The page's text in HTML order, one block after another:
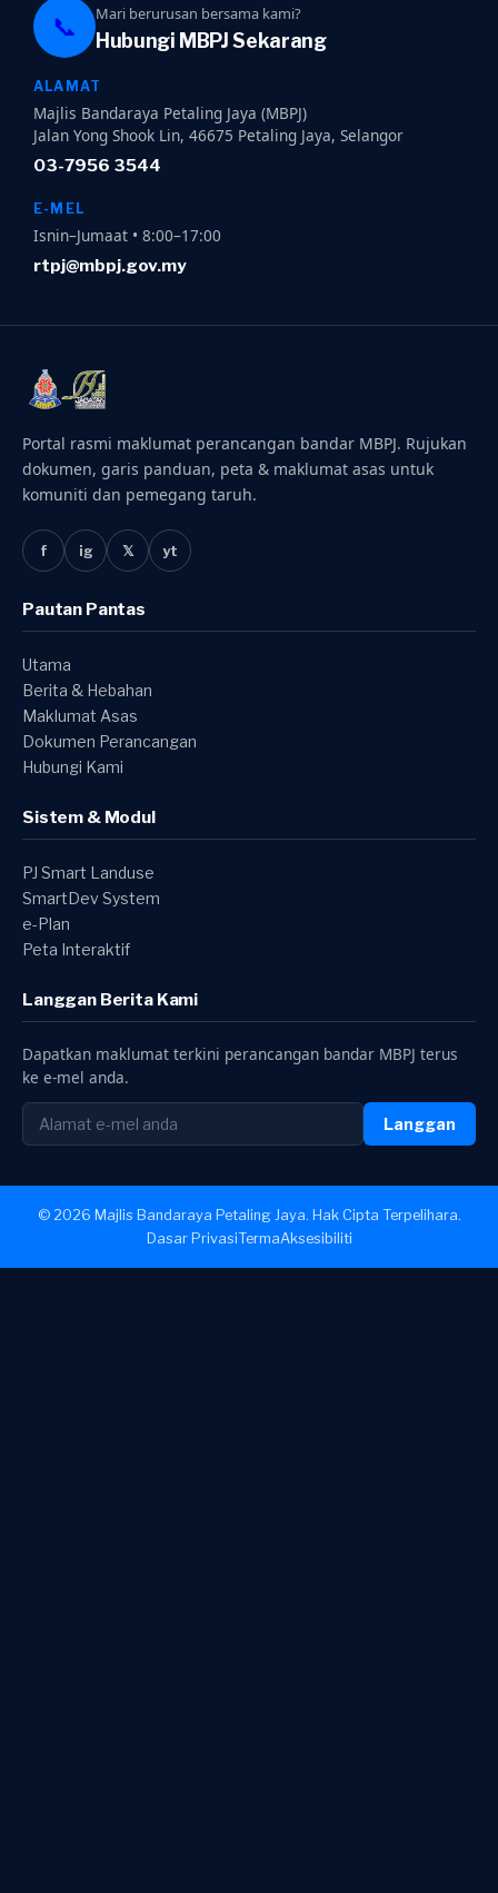
📞 Mari berurusan bersama kami?
Hubungi MBPJ Sekarang
ALAMAT
Majlis Bandaraya Petaling Jaya (MBPJ)
Jalan Yong Shook Lin, 46675 Petaling Jaya, Selangor
03-7956 3544
E-MEL
Isnin–Jumaat • 8:00–17:00
rtpj@mbpj.gov.my
Portal rasmi maklumat perancangan bandar MBPJ. Rujukan
dokumen, garis panduan, peta & maklumat asas untuk
komuniti dan pemegang taruh.
f ig 𝕏 yt
Pautan Pantas
Utama
Berita & Hebahan
Maklumat Asas
Dokumen Perancangan
Hubungi Kami
Sistem & Modul
PJ Smart Landuse
SmartDev System
e-Plan
Peta Interaktif
Langgan Berita Kami
Dapatkan maklumat terkini perancangan bandar MBPJ terus
ke e-mel anda.
Langgan
© 2026 Majlis Bandaraya Petaling Jaya. Hak Cipta Terpelihara.
Dasar PrivasiTermaAksesibiliti